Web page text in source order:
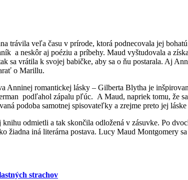
trávila veľa času v prírode, ktorá podnecovala jej
a neskôr aj poéziu a príbehy. Maud vyštudovala a
sa vrátila k svojej babičke, aby sa o ňu postarala. Aj
o Marillu.
romantickej lásky – Gilberta Blytha je
podľahol zápalu pľúc. A Maud, napriek tomu, že
podoba samotnej spisovateľky a zrejme preto jej
odmietli a tak skončila odložená v zásuvke. Po
iná literárna postava. Lucy Maud Montgomery
strachov